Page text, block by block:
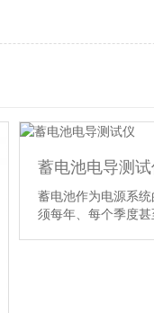
蓄电池电导测试
蓄电池作为电源系
须每年、每个季度